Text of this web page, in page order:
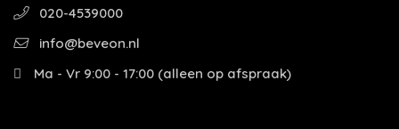
020-4539000
info@beveon.nl
Ma - Vr 9:00 - 17:00 (alleen op afspraak)